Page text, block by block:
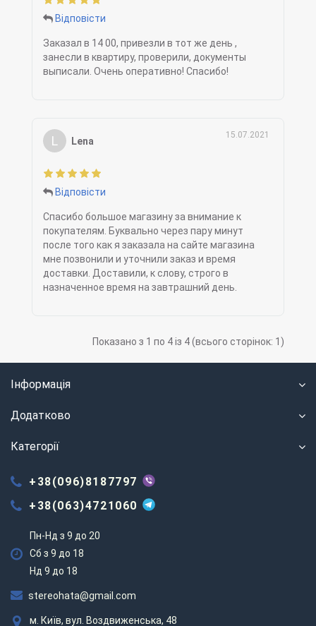
Відповісти
Заказал в 14 00, привезли в тот же день ,
занесли в квартиру, проверили, документы
выписали. Очень оперативно! Спасибо!
L Lena
15.07.2021
Відповісти
Спасибо большое магазину за внимание к
покупателям. Буквально через пару минут
после того как я заказала на сайте магазина
мне позвонили и уточнили заказ и время
доставки. Доставили, к слову, строго в
назначенное время на завтрашний день.
Показано з 1 по 4 із 4 (всього сторінок: 1)
Інформація
Додатково
Категорії
+38(096)8187797
+38(063)4721060
Пн-Нд з 9 до 20
Сб з 9 до 18
Нд 9 до 18
stereohata@gmail.com
м. Київ, вул. Воздвиженська, 48